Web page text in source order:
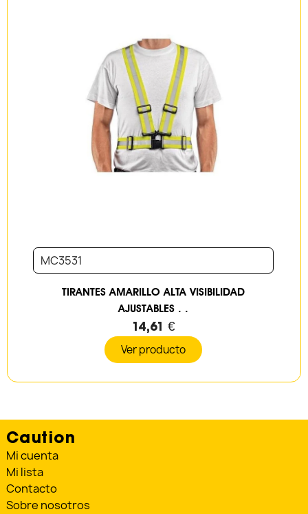
MC3531
TIRANTES AMARILLO ALTA VISIBILIDAD
AJUSTABLES . .
14,61 €
Ver producto
Caution
Mi cuenta
Mi lista
Contacto
Sobre nosotros